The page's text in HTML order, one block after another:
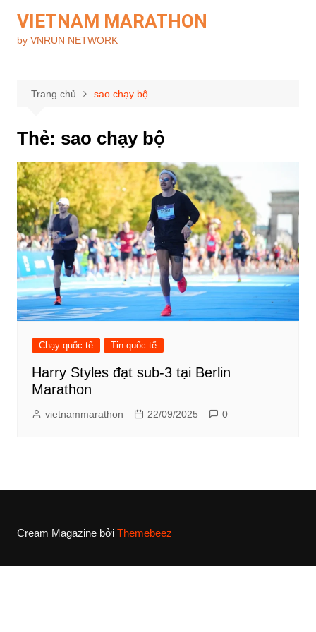
phần
VIETNAM MARATHON
by VNRUN NETWORK
Trang chủ sao chạy bộ
Thẻ: sao chạy bộ
Chạy quốc tế Tin quốc tế
Harry Styles đạt sub-3 tại Berlin
Marathon
vietnammarathon 22/09/2025 0
Cream Magazine bởi Themebeez